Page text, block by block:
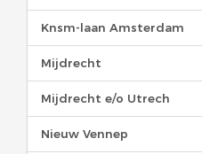
Knsm-laan Amsterdam
Mijdrecht
Mijdrecht e/o Utrech
Nieuw Vennep